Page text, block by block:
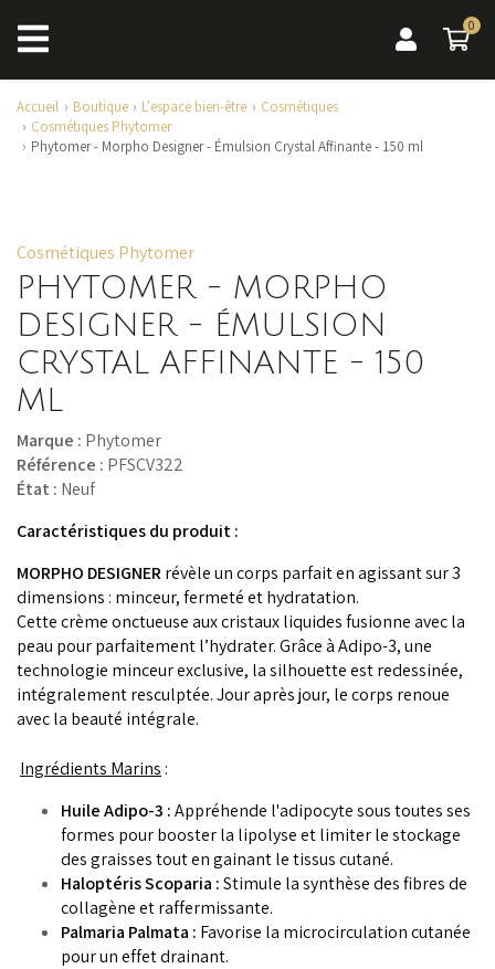
0
0
Accueil Boutique L'espace bien-être
Cosmétiques
Cosmétiques Phytomer
Phytomer - Morpho Designer - Émulsion Crystal Affinante - 150 ml
Cosmétiques Phytomer
PHYTOMER - MORPHO
DESIGNER - ÉMULSION
CRYSTAL AFFINANTE - 150
ML
Marque : Phytomer
Référence : PFSCV322
État : Neuf
Caractéristiques du produit :
MORPHO DESIGNERrévèle un corps parfait en agissant sur 3
dimensions : minceur, fermeté et hydratation.
Cette crème onctueuse aux cristaux liquides fusionne avec la
peau pour parfaitement l’hydrater. Grâce à Adipo-3, une
technologie minceur exclusive, la silhouette est redessinée,
intégralement resculptée. Jour après jour, le corps renoue
avec la beauté intégrale.
Ingrédients Marins :
Huile Adipo-3 :Appréhende l'adipocyte sous toutes ses
formes pour booster la lipolyse et limiter le stockage
des graisses tout en gainant le tissus cutané.
Haloptéris Scoparia :Stimule la synthèse des fibres de
collagène et raffermissante.
Palmaria Palmata : Favorise la microcirculation cutanée
pour un effet drainant.